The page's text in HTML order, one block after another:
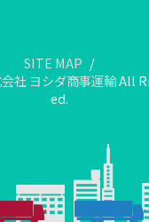
SITE MAP
社 ヨシダ商事運輸All
ed.